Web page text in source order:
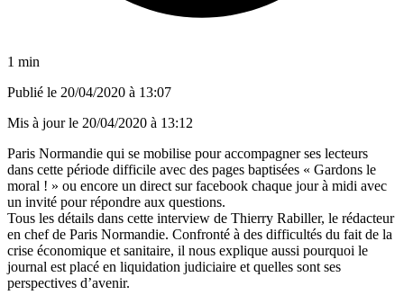
1 min
Publié le 20/04/2020 à 13:07
Mis à jour le 20/04/2020 à 13:12
Paris Normandie qui se mobilise pour accompagner ses lecteurs
dans cette période difficile avec des pages baptisées « Gardons le
moral ! » ou encore un direct sur facebook chaque jour à midi avec
un invité pour répondre aux questions.
Tous les détails dans cette interview de Thierry Rabiller, le rédacteur
en chef de Paris Normandie. Confronté à des difficultés du fait de la
crise économique et sanitaire, il nous explique aussi pourquoi le
journal est placé en liquidation judiciaire et quelles sont ses
perspectives d’avenir.